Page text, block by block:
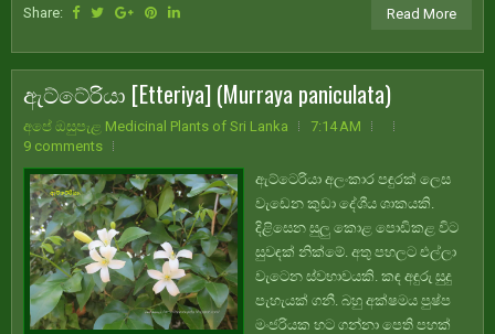
Share:
Read More
ඇට්ටේරියා [Etteriya] (Murraya paniculata)
අපේ ඔසුපැළ Medicinal Plants of Sri Lanka
7:14 AM
9 comments
ඇට්ටෙරියා අලංකාර පඳුරක් ලෙස
වැඩෙන කුඩා දේශීය ශාකයකි.
දිළිසෙන සුලු කොළ පොඩිකළ විට
සුවඳක් නික්මේ. අතු පහලට එල්ලා
වැටෙන ස්වභාවයකි. කඳ අඳුරු සුදු
පැහැයක් ගනී. බහු අක්ෂමය පුෂ්ප
මංජරියක හට ගන්නා පෙති පහක්